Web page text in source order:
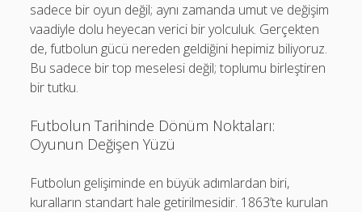
sadece bir oyun değil; aynı zamanda umut ve değişim
vaadiyle dolu heyecan verici bir yolculuk. Gerçekten
de, futbolun gücü nereden geldiğini hepimiz biliyoruz.
Bu sadece bir top meselesi değil; toplumu birleştiren
bir tutku.
Futbolun Tarihinde Dönüm Noktaları:
Oyunun Değişen Yüzü
Futbolun gelişiminde en büyük adımlardan biri,
kuralların standart hale getirilmesidir. 1863’te kurulan